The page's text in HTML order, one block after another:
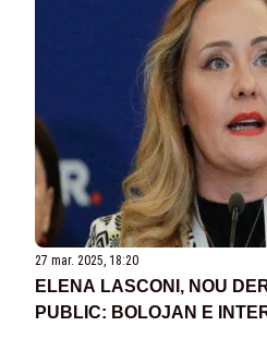
27 mar. 2025, 18:20
ELENA LASCONI, NOU
PUBLIC: BOLOJAN E